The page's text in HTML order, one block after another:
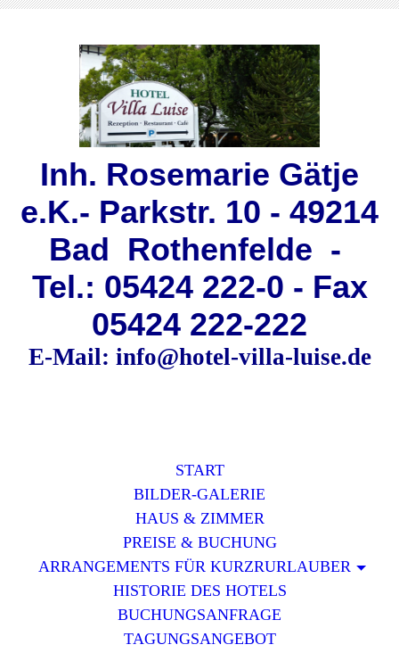
Inh. Rosemarie Gätje
e.K.- Parkstr. 10 - 49214
Bad Rothenfelde -
Tel.: 05424 222-0 - Fax
05424 222-222
E-Mail: info@hotel-villa-luise.de
START
BILDER-GALERIE
HAUS & ZIMMER
PREISE & BUCHUNG
ARRANGEMENTS FÜR KURZRURLAUBER
HISTORIE DES HOTELS
BUCHUNGSANFRAGE
TAGUNGSANGEBOT